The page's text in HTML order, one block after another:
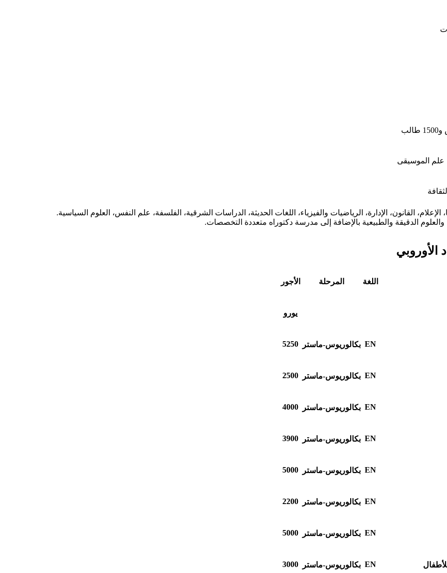
الإعلام، القانون، الإدارة، الرياضيات والفيزياء، اللغات الحديثة، الدراسات الشرقية، الفلسفة، علم النفس، العلوم السياسية.
والعلوم الدقيقة والطبيعية بالإضافة إلى مدرسة دكتوراه متعددة التخصصات.
الأوروبي
اللغة المرحلة الأجور
يورو
EN بكالوريوس-ماستر 5250
EN بكالوريوس-ماستر 2500
EN بكالوريوس-ماستر 4000
EN بكالوريوس-ماستر 3900
EN بكالوريوس-ماستر 5000
EN بكالوريوس-ماستر 2200
EN بكالوريوس-ماستر 5000
EN بكالوريوس-ماستر 3000